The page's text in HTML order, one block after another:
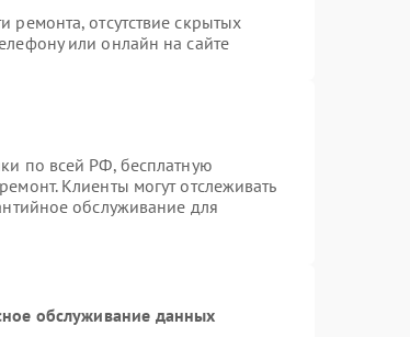
ремонта, отсутствие скрытых
или онлайн на сайте
по всей РФ, бесплатную
Клиенты могут отслеживать
обслуживание для
обслуживание данных